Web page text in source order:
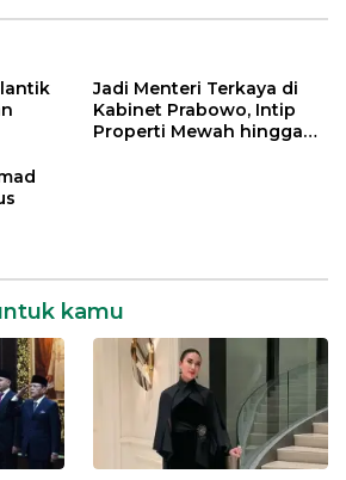
Jadi Menteri Terkaya di
Kabinet Prabowo, Intip
Properti Mewah hingga
kamu